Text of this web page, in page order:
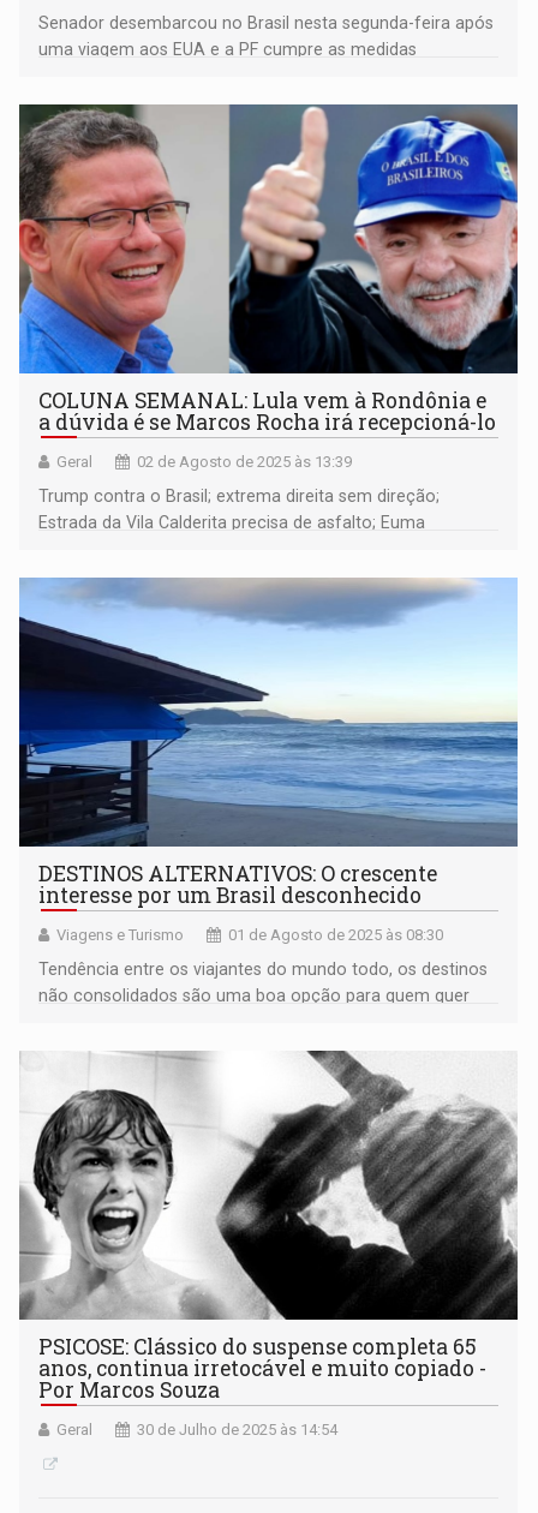
Senador desembarcou no Brasil nesta segunda-feira após
uma viagem aos EUA e a PF cumpre as medidas
COLUNA SEMANAL: Lula vem à Rondônia e
a dúvida é se Marcos Rocha irá recepcioná-lo
Geral 02 de Agosto de 2025 às 13:39
Trump contra o Brasil; extrema direita sem direção;
Estrada da Vila Calderita precisa de asfalto; Euma
Fernando Máximo mudará de partido e concorrerá ao
Governo de RO
DESTINOS ALTERNATIVOS: O crescente
interesse por um Brasil desconhecido
Viagens e Turismo 01 de Agosto de 2025 às 08:30
Tendência entre os viajantes do mundo todo, os destinos
não consolidados são uma boa opção para quem quer
PSICOSE: Clássico do suspense completa 65
anos, continua irretocável e muito copiado -
Por Marcos Souza
Geral 30 de Julho de 2025 às 14:54